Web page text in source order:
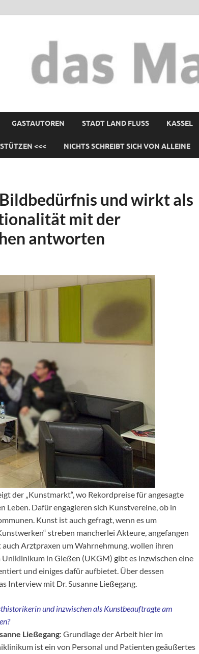
GASTAUTOREN STADT LAND FLUSS KASSEL
<<< NICHTS SCHREIBT SICH VON ALLEINE
und wirkt als
mit der
antworten
der „Kunstmarkt“, wo Rekordpreise für angesagte
Dafür engagieren sich Kunstvereine, ob in
Kunst ist auch gefragt, wenn es um
streben mancherlei Akteure, angefangen
Arztpraxen um Wahrnehmung, wollen ihren
in Gießen (UKGM) gibt es inzwischen eine
und einiges dafür aufbietet. Über dessen
Interview mit Dr. Susanne Ließegang.
und inzwischen als Kunstbeauftragte am
Ließegang: Grundlage der Arbeit hier im
ist ein von Personal und Patienten geäußertes